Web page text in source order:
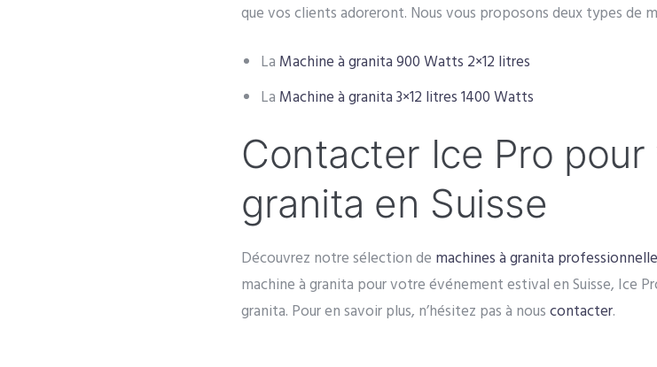
que vos clients adoreront. Nous vous proposons deux types de
La Machine à granita 900 Watts 2×12 litres
La Machine à granita 3×12 litres 1400 Watts
Contacter Ice Pro
granita en Suisse
Découvrez notre sélection de machines à granita
machine à granita pour votre événement estival en Suisse, Ice
granita. Pour en savoir plus, n’hésitez pas à nouscontacter.